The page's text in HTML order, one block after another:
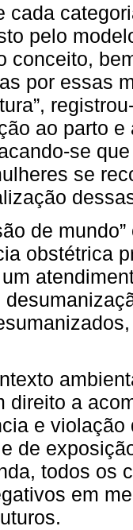
cada
pelo
conceito,
por essas
ao parto
se
se
de
obstétrica
direito a
e
de
todos os
em